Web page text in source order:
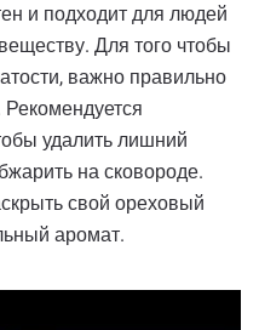
и подходит для людей
Для того чтобы
важно правильно
Рекомендуется
удалить лишний
на сковороде.
свой ореховый
аромат.